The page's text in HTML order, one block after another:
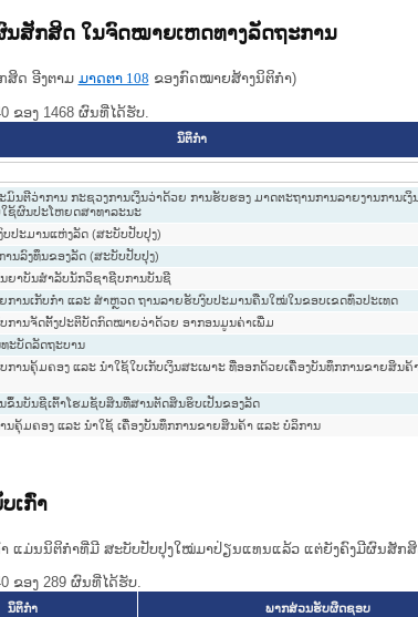
ສັກສິດ ໃນຈົດໝາຍເຫດທາງລັດຖະການ
ສິດ ອີງຕາມ ມາດ​ຕາ 108 ຂອງກົດໝາຍສ້າງນິຕິກໍາ)
ຂອງ 1468 ຜົນທີ່ໄດ້ຮັບ.
ນິຕິກໍາ
ມົນຕີວ່າການ ກະຊວງການເງິນວ່າດ້ວຍ ການຮັບຮອງ ມາດຕະຖານການລາຍງານການເງິ
ຊ້ຜົນປະໂຫຍດສາທາລະນະ
ປະມານແຫ່ງລັດ (ສະບັບປັບປຸງ)
ນລົງທຶນຂອງລັດ (ສະບັບປັບປຸງ)
ຍາບັນສຳລັບນັກວິຊາຊີບການບັນຊີ
ການເກັບກຳ ແລະ ສຳຫຼວດ ຖານລາຍຮັບງົບປະມານຄືນໃໝ່ໃນຂອບເຂດທົ່ວປະເທດ
ການຈັດຕັ້ງປະຕິບັດກົດໝາຍວ່າດ້ວຍ ອາກອນມູນຄ່າເພີ່ມ
ະບັດລັດຖະບານ
ການຄຸ້ມຄອງ ແລະ ນຳໃຊ້ໃບເກັບເງິນສະເພາະ ທີ່ອອກດ້ວຍເຄື່ອງບັນທຶກການຂາຍສິນຄ້
ຂຶ້ນບັນຊີເຕົ້າໂຮມຊັບສິນທີ່ສານຕັດສິນຮິບເປັນຂອງລັດ
ນຄຸ້ມຄອງ ແລະ ນຳໃຊ້ ເຄື່ອງບັນທຶກການຂາຍສິນຄ້າ ແລະ ບໍລິການ
ເກົ່າ
ແມ່ນນິຕິກໍາທີ່ມີ ສະບັບປັບປຸງໃໝ່ມາປ່ຽນແທນແລ້ວ ແຕ່ຍັງຄົງມີຜົນສັກ
ຂອງ 289 ຜົນທີ່ໄດ້ຮັບ.
ນິຕິກໍາ ພາກສ່ວນຮັບຜິດຊອບ